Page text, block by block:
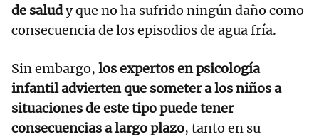
de saludy que no ha sufrido ningún daño como
consecuencia de los episodios de agua fría.
Sin embargo, los expertos en psicología
infantil advierten que someter a los niños a
situaciones de este tipo puede tener
consecuencias a largo plazo, tanto en su